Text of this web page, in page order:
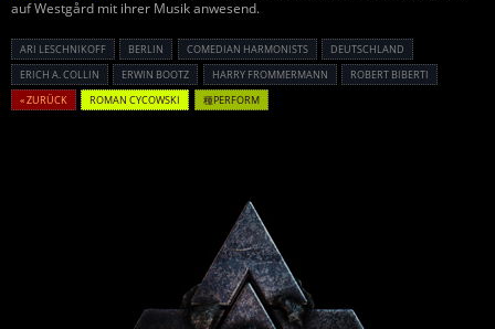
auf Westgård mit ihrer Musik anwesend.
ARI LESCHNIKOFF BERLIN COMEDIAN HARMONISTS
DEUTSCHLAND
ERICH A. COLLIN
ERWIN BOOTZ HARRY FROMMERMANN
ROBERT BIBERTI
« ZURÜCK
ROMAN CYCOWSKI 種PERFORM
Powered By :